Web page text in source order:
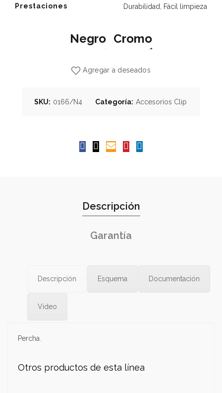
Prestaciones Durabilidad Fácil limpieza
Negro Cromo
Agregar a deseados
SKU: 0166/N4 Categoría: Accesorios Clip
Descripción
Garantía
Descripción Esquema Documentación
Video
Percha.
Otros productos de esta línea